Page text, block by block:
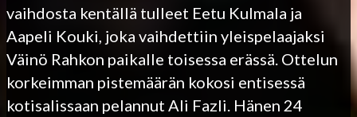
vaihdosta kentällä tulleet Eetu Kulmala ja
Aapeli Kouki, joka vaihdettiin yleispelaajaksi
Väinö Rahkon paikalle toisessa erässä. Ottelun
korkeimman pistemäärän kokosi entisessä
kotisalissaan pelannut Ali Fazli. Hänen 24